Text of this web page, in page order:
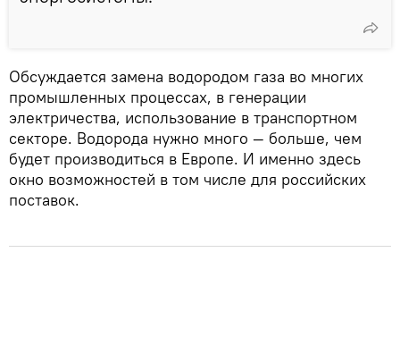
Обсуждается замена водородом газа во многих
промышленных процессах, в генерации
электричества, использование в транспортном
секторе. Водорода нужно много — больше, чем
будет производиться в Европе. И именно здесь
окно возможностей в том числе для российских
поставок.